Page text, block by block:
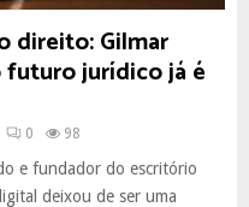
direito: Gilmar
jurídico já é
0 98
e fundador do escritório
deixou de ser uma